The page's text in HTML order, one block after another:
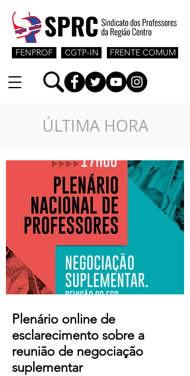
CGTP-IN
FENPROF FRENTE COMUM
ÚLTIMA HORA
Plenário online de
esclarecimento sobre a
reunião de negociação
suplementar